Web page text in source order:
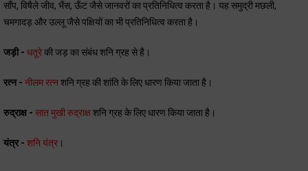
साँप, विषैले जीव, भैंस, ऊँट जैसे जानवरों का प्रतिनिधित्व करता है। यह समुद्री मछली,
चमगादड़ और उल्लू जैसे पक्षियों का भी प्रतिनिधित्व करता है।
जड़ी - धतूरेकी जड़ का संबंध शनि ग्रह से है।
रत्न - नीलम रत्नशनि ग्रह की शांति के लिए धारण किया जाता है।
रुद्राक्ष - सात मुखी रुद्राक्षशनि ग्रह के लिए धारण किया जाता है।
यंत्र - शनि यंत्र ।